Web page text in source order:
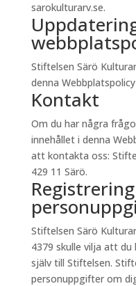
sarokulturarv.se.
Stiftelsen Särö
denna
Kontakt
Om du har några
innehållet i denna
att kontakta oss:
429 11 Särö.
Stiftelsen Särö
4379 skulle vilja att
själv till Stiftelsen.
personuppgifter om